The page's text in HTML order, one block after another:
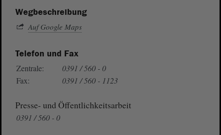
Wegbeschreibung
Auf Google Maps
Telefon und Fax
Zentrale:
0391 / 560 - 0
Fax:
0391 / 560 - 1123
Presse- und Öffentlichkeitsarbeit
0391 / 560 - 0